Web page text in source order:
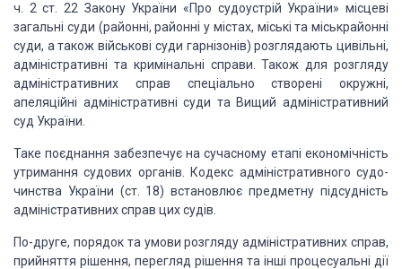
ч. 2 ст. 22 Закону України «Про судоустрій України» місцеві
загальні суди (районні, районні у містах, міські та міськрайонні
суди, а також військові суди гарнізонів) розглядають цивільні,
адміністративні та кримінальні справи. Також для розгляду
ад­міністративних справ спеціально створені окружні,
апеляційні адміністративні суди та Вищий адміністративний
суд України.
Таке поєднання забезпечує на сучасному етапі економічність
утримання судових органів. Кодекс адміністративного судо­
чинства України (ст. 18) встановлює предметну підсудність
ад­міністративних справ цих судів.
По-друге, порядок та умови розгляду адміністративних справ,
прийняття рішення, перегляд рішення та інші процесу­альні дії